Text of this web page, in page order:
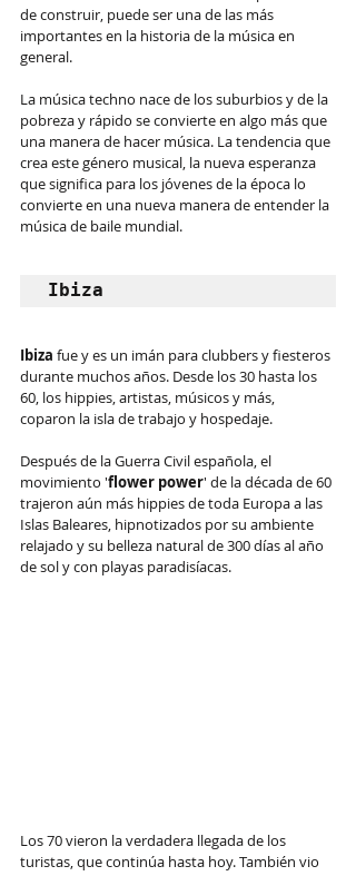
de construir, puede ser una de las más
importantes en la historia de la música en
general.
La música techno nace de los suburbios y de la
pobreza y rápido se convierte en algo más que
una manera de hacer música. La tendencia que
crea este género musical, la nueva esperanza
que significa para los jóvenes de la época lo
convierte en una nueva manera de entender la
música de baile mundial.
Ibiza
Ibiza fue y es un imán para clubbers y fiesteros
durante muchos años. Desde los 30 hasta los
60, los hippies, artistas, músicos y más,
coparon la isla de trabajo y hospedaje.
Después de la Guerra Civil española, el
movimiento 'flower power' de la década de 60
trajeron aún más hippies de toda Europa a las
Islas Baleares, hipnotizados por su ambiente
relajado y su belleza natural de 300 días al año
de sol y con playas paradisíacas.
Los 70 vieron la verdadera llegada de los
turistas, que continúa hasta hoy. También vio